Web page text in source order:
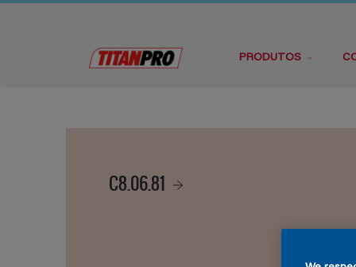
PRODUTOS
C8.06.81